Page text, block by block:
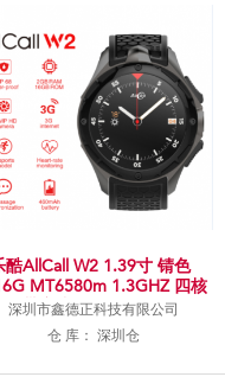
酷AllCall W2 1.39寸 锖色
MT6580m 1.3GHZ 四核
不带充头
深圳市鑫德正科技有限公司
仓 库： 深圳仓